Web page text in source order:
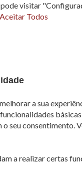
visitar
Aceitar Todos
a sua
o seu consentimento.
a realizar certas